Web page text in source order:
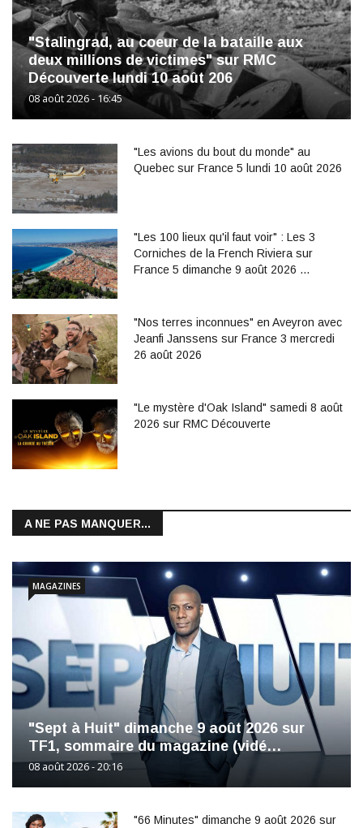
"Stalingrad, au coeur de la bataille aux
deux millions de victimes" sur RMC
Découverte lundi 10 août 206
08 août 2026 - 16:45
"Les avions du bout du monde" au
Quebec sur France 5 lundi 10 août 2026
"Les 100 lieux qu'il faut voir" : Les 3
Corniches de la French Riviera sur
France 5 dimanche 9 août 2026 …
"Nos terres inconnues" en Aveyron avec
Jeanfi Janssens sur France 3 mercredi
26 août 2026
"Le mystère d'Oak Island" samedi 8 août
2026 sur RMC Découverte
A NE PAS MANQUER...
"Sept à Huit" dimanche 9 août 2026 sur
TF1, sommaire du magazine (vidé…
08 août 2026 - 20:16
MAGAZINES
"66 Minutes" dimanche 9 août 2026 sur